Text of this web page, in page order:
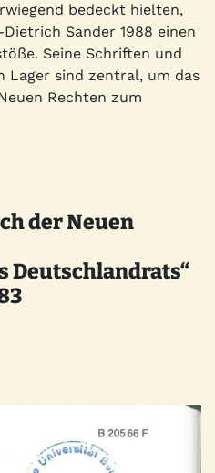
bedeckt hielten,
Sander 1988 einen
Seine Schriften und
Lager sind zentral, um das
Rechten zum
der Neuen
Deutschlandrats“